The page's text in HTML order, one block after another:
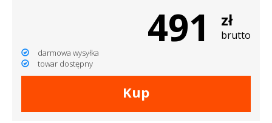
491 zł
brutto
darmowa wysyłka
towar dostępny
Kup